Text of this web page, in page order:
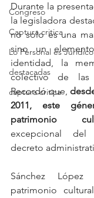
Congreso
Captura critica
Lo Personal es Jurídico
destacadas
captura critica
Durante la
la legisladora
no solo es una
sino un
identidad, la
colectivo de
Recordó que,
2011, este
excepcional del
decreto
Sánchez
patrimonio